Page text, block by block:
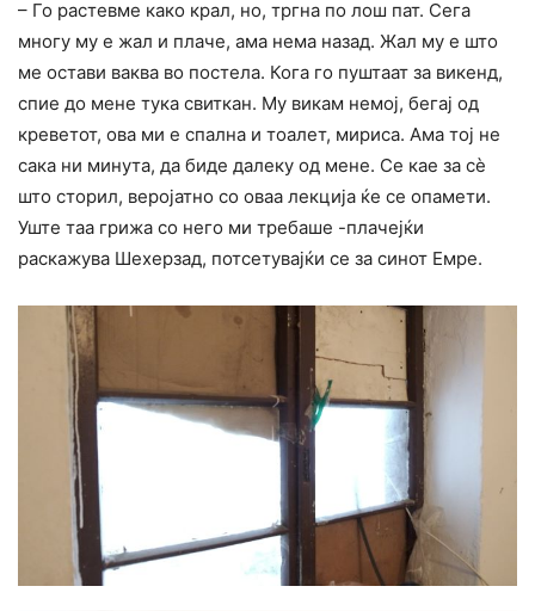
– Го растевме како крал, но, тргна по лош пат. Сега
многу му е жал и плаче, ама нема назад. Жал му е што
ме остави ваква во постела. Кога го пуштаат за викенд,
спие до мене тука свиткан. Му викам немој, бегај од
креветот, ова ми е спална и тоалет, мириса. Ама тој не
сака ни минута, да биде далеку од мене. Се кае за сè
што сторил, веројатно со оваа лекција ќе се опамети.
Уште таа грижа со него ми требаше -плачејќи
раскажува Шехерзад, потсетувајќи се за синот Емре.